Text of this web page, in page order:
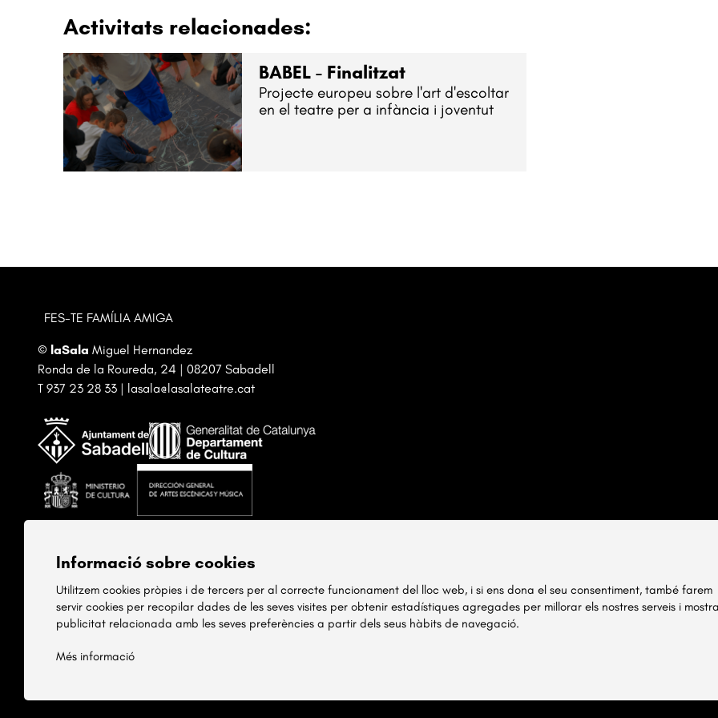
Activitats relacionades:
BABEL - Finalitzat
Projecte europeu sobre l'art d'escoltar
en el teatre per a infància i joventut
FES-TE FAMÍLIA AMIGA
© laSala Miguel Hernandez
Ronda de la Roureda, 24 | 08207 Sabadell
T 937 23 28 33 | lasala@lasalateatre.cat
Informació sobre cookies
Utilitzem cookies pròpies i de tercers per al correcte funcionament del lloc web, i si ens dona el seu consentiment, també farem
servir cookies per recopilar dades de les seves visites per obtenir estadístiques agregades per millorar els nostres serveis i
publicitat relacionada amb les seves preferències a partir dels seus hàbits de navegació.
Més informació